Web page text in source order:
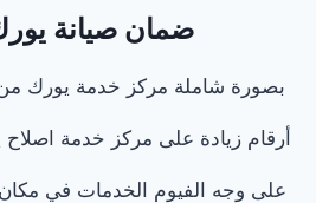
ضمان صيانة
بصورة شاملة مركز خدمة يورك
أرقام زيادة على مركز خدمة اصلاح
على وجه الفيوم الخدمات في